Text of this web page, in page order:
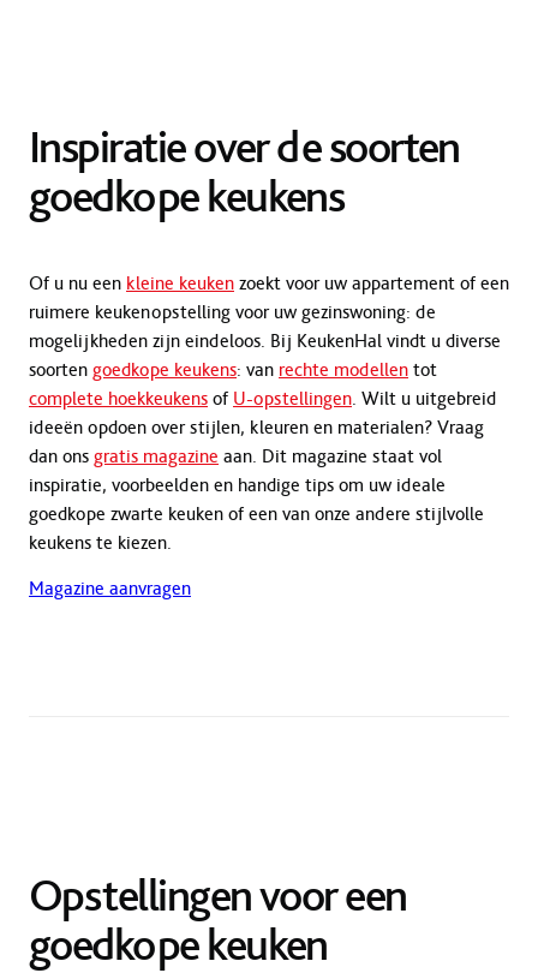
Inspiratie over de soorten
goedkope keukens
Of u nu een kleine keuken zoekt voor uw appartement of een
ruimere keukenopstelling voor uw gezinswoning: de
mogelijkheden zijn eindeloos. Bij KeukenHal vindt u diverse
soorten goedkope keukens: van rechte modellen tot
complete hoekkeukens of U-opstellingen. Wilt u uitgebreid
ideeën opdoen over stijlen, kleuren en materialen? Vraag
dan ons gratis magazine aan. Dit magazine staat vol
inspiratie, voorbeelden en handige tips om uw ideale
goedkope zwarte keuken of een van onze andere stijlvolle
keukens te kiezen.
Magazine aanvragen
Opstellingen voor een
goedkope keuken